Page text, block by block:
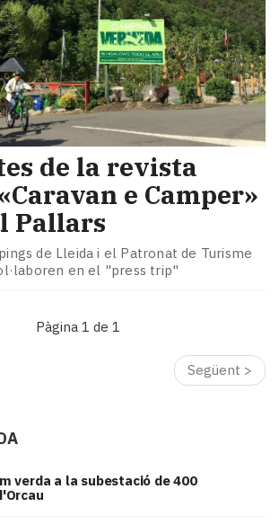
de la revista
e Camper»
Pallars
de Lleida i el Patronat de Turisme
en el "press trip"
Pàgina 1 de 1
Següent >
verda a la subestació de 400